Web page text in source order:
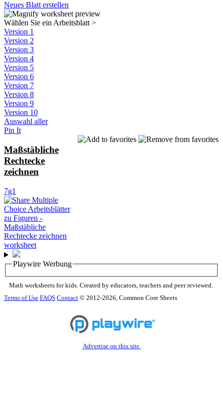
Neues Blatt erstellen
Wählen Sie ein Arbeitsblatt >
Version 1
Version 2
Version 3
Version 4
Version 5
Version 6
Version 7
Version 8
Version 9
Version 10
Auswahl aller
Pin It
Maßstäbliche
Rechtecke
zeichnen
7g1
Playwire Werbung
Math worksheets for kids. Created by educators, teachers and peer reviewed.
Terms of Use FAQS Contact © 2012-2026, Common Core Sheets
Advertise on this site.